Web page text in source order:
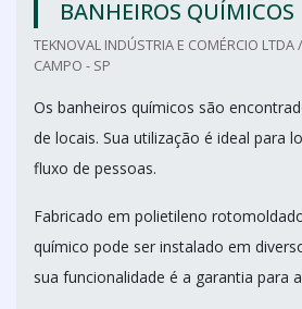
BANHEIROS QUÍMICOS
TEKNOVAL INDÚSTRIA E COMÉRCIO
CAMPO - SP
Os banheiros químicos são
de locais. Sua utilização é ideal para
fluxo de pessoas.
Fabricado em polietileno
químico pode ser instalado em
sua funcionalidade é a garantia para